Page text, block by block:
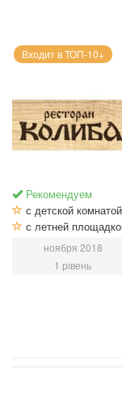
Входит в ТОП-10+
Рекомендуем
с детской комнатой
с летней
ноября 2018
1 рівень